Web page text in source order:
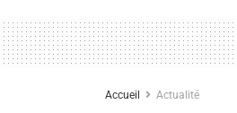
Accueil Actualité